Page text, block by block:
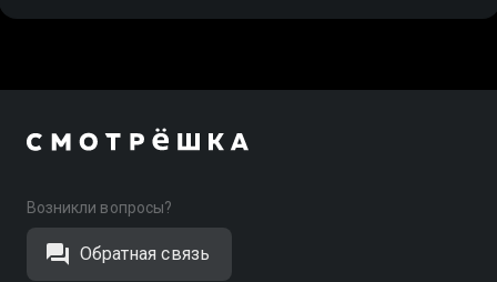
Возникли вопросы?
Обратная связь